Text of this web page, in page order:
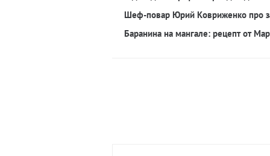
Шеф-повар Юрий Ковриженко про
Баранина на мангале: рецепт от